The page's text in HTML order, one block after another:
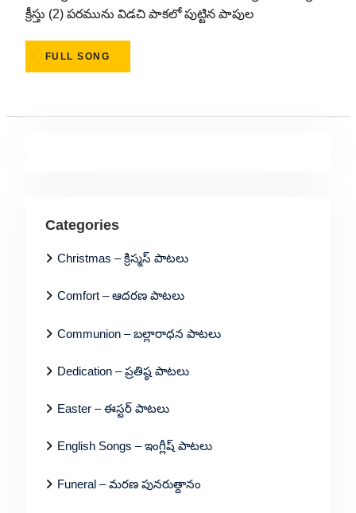
క్రీస్తు (2) పరమును విడచి పాకలో పుట్టిన పాపుల
FULL SONG
Categories
Christmas – క్రిస్మస్ పాటలు
Comfort – ఆదరణ పాటలు
Communion – బల్లారాధన పాటలు
Dedication – ప్రతిష్ఠ పాటలు
Easter – ఈస్టర్ పాటలు
English Songs – ఇంగ్లీష్ పాటలు
Funeral – మరణ పునరుత్దానం